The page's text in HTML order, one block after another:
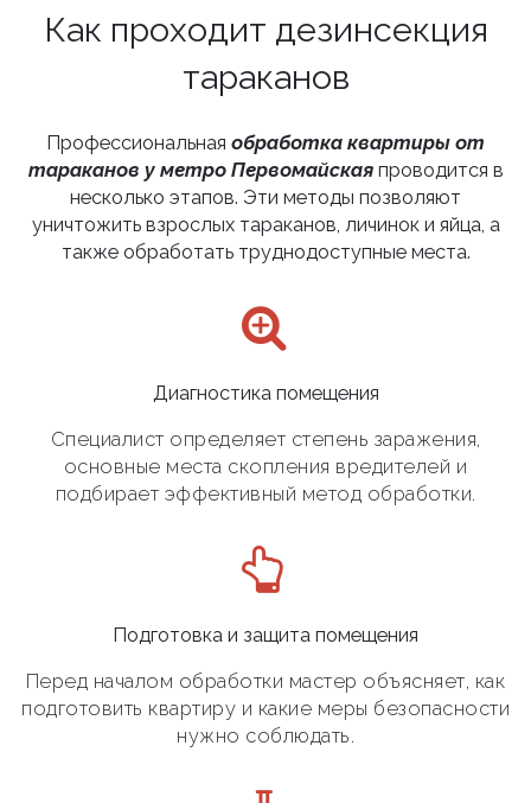
Как проходит дезинсекция
тараканов
Профессиональная обработка квартиры от
тараканов у метро Первомайскаяпроводится в
несколько этапов. Эти методы позволяют
уничтожить взрослых тараканов, личинок и яйца, а
также обработать труднодоступные места.
Диагностика помещения
Специалист определяет степень заражения,
основные места скопления вредителей и
подбирает эффективный метод обработки.
Подготовка и защита помещения
Перед началом обработки мастер объясняет, как
подготовить квартиру и какие меры безопасности
нужно соблюдать.